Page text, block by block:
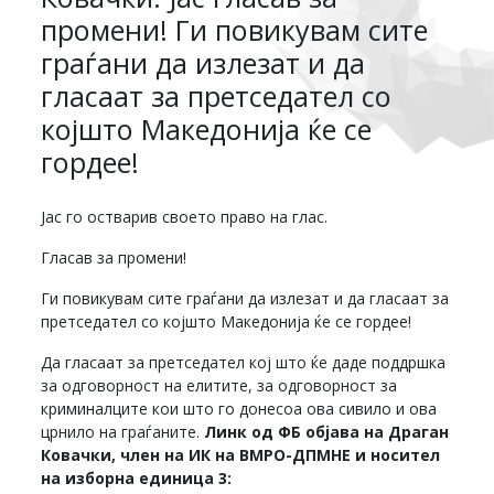
промени! Ги повикувам сите
граѓани да излезат и да
гласаат за претседател со
којшто Македонија ќе се
гордее!
Јас го остварив своето право на глас.
Гласав за промени!
Ги повикувам сите граѓани да излезат и да гласаат за
претседател со којшто Македонија ќе се гордее!
Да гласаат за претседател кој што ќе даде поддршка
за одговорност на елитите, за одговорност за
криминалците кои што го донесоа ова сивило и ова
црнило на граѓаните. Линк од ФБ објава на Драган
Ковачки, член на ИК на ВМРО-ДПМНЕ и носител
на изборна единица 3: